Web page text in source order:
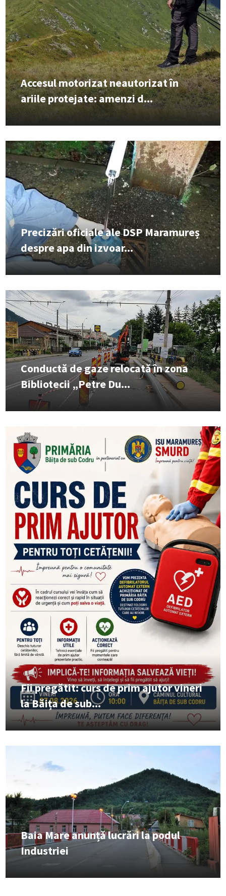
Accesul motorizat neautorizat în
ariile protejate: amenzi d...
Precizări oficiale ale DSP Maramureș
despre apa din izvoar...
Conductă de gaze relocată în zona
Bibliotecii „Petre Du...
Fii pregătit: curs de prim ajutor vineri
la Băița de sub...
Baia Mare anunță lucrări la podul
Industriei